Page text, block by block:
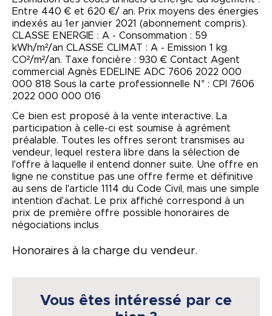
Entre 440 € et 620 €/ an. Prix moyens des énergies
indexés au 1er janvier 2021 (abonnement compris).
CLASSE ENERGIE : A - Consommation : 59
kWh/m²/an CLASSE CLIMAT : A - Emission 1 kg
CO²/m²/an. Taxe foncière : 930 € Contact Agent
commercial Agnès EDELINE ADC 7606 2022 000
000 818 Sous la carte professionnelle N° : CPI 7606
2022 000 000 016
Ce bien est proposé à la vente interactive. La
participation à celle-ci est soumise à agrément
préalable. Toutes les offres seront transmises au
vendeur, lequel restera libre dans la sélection de
l'offre à laquelle il entend donner suite. Une offre en
ligne ne constitue pas une offre ferme et définitive
au sens de l'article 1114 du Code Civil, mais une simple
intention d'achat. Le prix affiché correspond à un
prix de première offre possible honoraires de
négociations inclus
Honoraires à la charge du vendeur.
Vous êtes intéressé par ce